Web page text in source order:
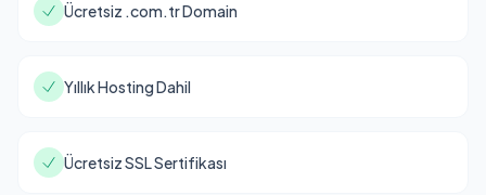
Ücretsiz .com.tr Domain
Yıllık Hosting Dahil
Ücretsiz SSL Sertifikası